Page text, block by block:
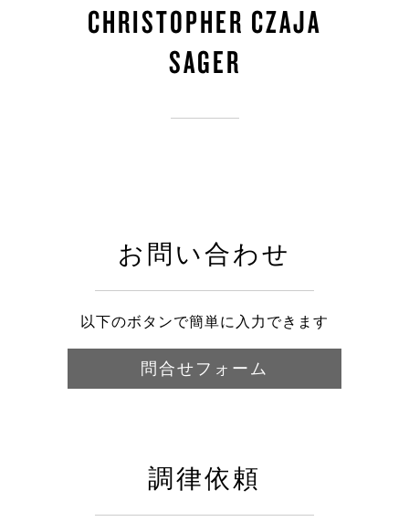
CHRISTOPHER CZAJA
SAGER
お問い合わせ
以下のボタンで簡単に入力できます
問合せフォーム
調律依頼